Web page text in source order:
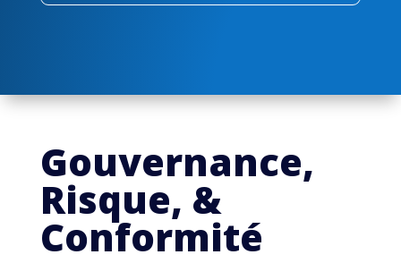
Gouvernance,
Risque, &
Conformité